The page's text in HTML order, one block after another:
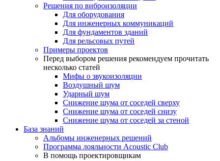
Решения по виброизоляции
Для оборудования
Для инженерных коммуникаций
Для фундаментов зданий
Для рельсовых путей
Примеры проектов
Перед выбором решения рекомендуем прочитать
несколько статей
Мифы о звукоизоляции
Воздушный шум
Ударный шум
Снижение шума от соседей сверху
Снижение шума от соседей снизу
Снижение шума от соседей за стеной
База знаний
Альбомы инженерных решений
Программа лояльности Acoustic Club
В помощь проектировщикам